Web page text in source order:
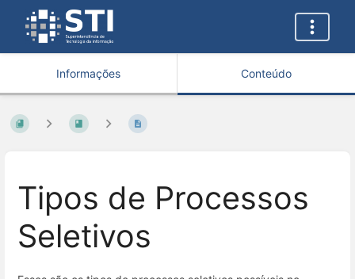
Informações Conteúdo
Tipos de Processos
Seletivos